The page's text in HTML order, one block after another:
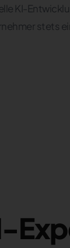
KI-
stets